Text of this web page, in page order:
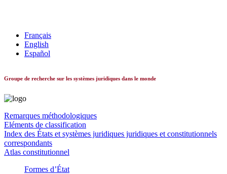
Français
English
Español
Groupe de recherche sur les systèmes juridiques dans le monde
Remarques méthodologiques
Eléments de classification
Index des États et systèmes juridiques juridiques et constitutionnels
correspondants
Atlas constitutionnel
Formes d’État